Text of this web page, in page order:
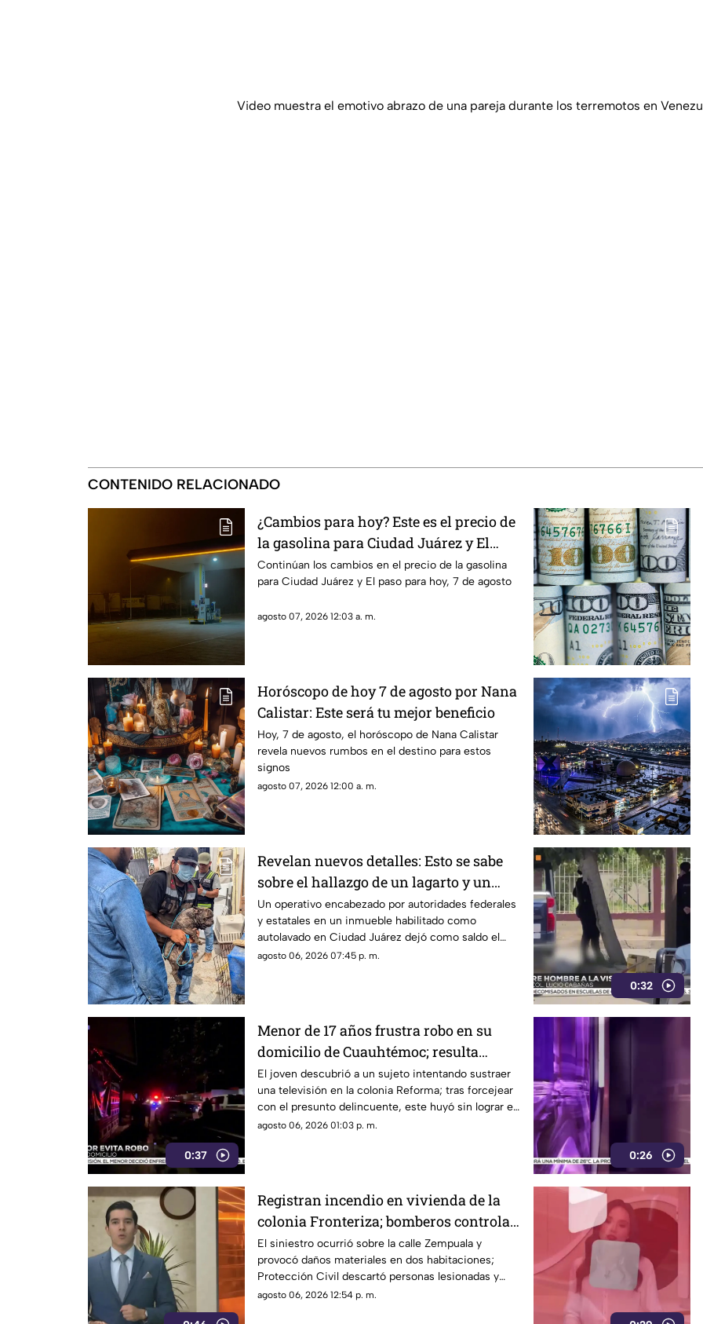
Video muestra el emotivo abrazo de una pareja durante los terremotos en
CONTENIDO RELACIONADO
¿Cambios para hoy? Este es el precio de
la gasolina para Ciudad Juárez y El
Paso
Continúan los cambios en el precio de la gasolina
para Ciudad Juárez y El paso para hoy, 7 de agosto
agosto 07, 2026 12:03 a. m.
Horóscopo de hoy 7 de agosto por Nana
Calistar: Este será tu mejor beneficio
Hoy, 7 de agosto, el horóscopo de Nana Calistar
revela nuevos rumbos en el destino para estos
signos
agosto 07, 2026 12:00 a. m.
Revelan nuevos detalles: Esto se sabe
sobre el hallazgo de un lagarto y un
tigre de bengala en un autolavado de
Juárez
Un operativo encabezado por autoridades federales
y estatales en un inmueble habilitado como
autolavado en Ciudad Juárez dejó como saldo el
aseguramiento de un tigre de bengala, un cocodrilo
agosto 06, 2026 07:45 p. m.
0:32
0:37
Menor de 17 años frustra robo en su
domicilio de Cuauhtémoc; resulta
herido de la mano
El joven descubrió a un sujeto intentando sustraer
una televisión en la colonia Reforma; tras forcejear
con el presunto delincuente, este huyó sin lograr el
cometido.
agosto 06, 2026 01:03 p. m.
0:26
Registran incendio en vivienda de la
colonia Fronteriza; bomberos controlan
las llamas
El siniestro ocurrió sobre la calle Zempuala y
provocó daños materiales en dos habitaciones;
Protección Civil descartó personas lesionadas y
fugas de gas.
agosto 06, 2026 12:54 p. m.